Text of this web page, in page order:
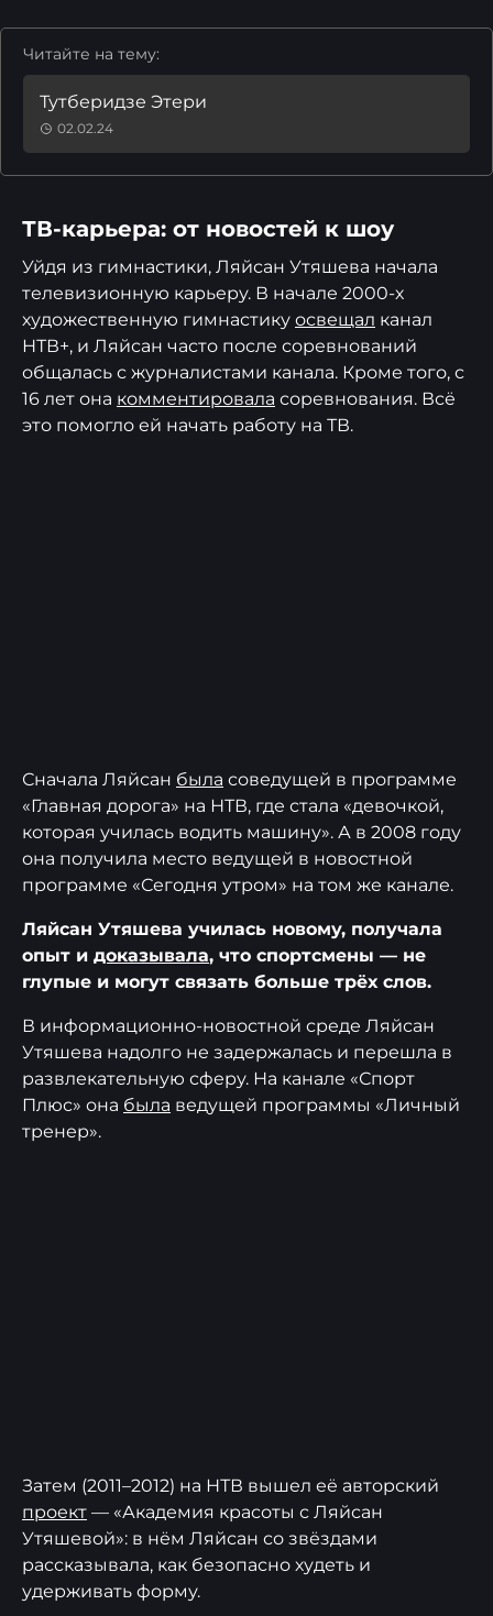
Читайте на тему:
Тутберидзе Этери
02.02.24
ТВ-карьера: от новостей к шоу
Уйдя из гимнастики, Ляйсан Утяшева начала
телевизионную карьеру. В начале 2000-х
художественную гимнастику освещал канал
НТВ+, и Ляйсан часто после соревнований
общалась с журналистами канала. Кроме того, с
16 лет она комментировала соревнования. Всё
это помогло ей начать работу на ТВ.
Сначала Ляйсан была соведущей в программе
«Главная дорога» на НТВ, где стала «девочкой,
которая училась водить машину». А в 2008 году
она получила место ведущей в новостной
программе «Сегодня утром» на том же канале.
Ляйсан Утяшева училась новому, получала
опыт и доказывала, что спортсмены — не
глупые и могут связать больше трёх слов.
В информационно-новостной среде Ляйсан
Утяшева надолго не задержалась и перешла в
развлекательную сферу. На канале «Спорт
Плюс» она была ведущей программы «Личный
тренер».
Затем (2011–2012) на НТВ вышел её авторский
проект — «Академия красоты с Ляйсан
Утяшевой»: в нём Ляйсан со звёздами
рассказывала, как безопасно худеть и
удерживать форму.